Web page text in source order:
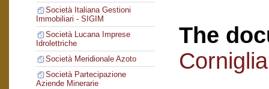
Società Italiana Gestioni
Immobiliari - SIGIM
Società Lucana Imprese
Idrolettriche
Società Meridionale Azoto
Società Partecipazione
Aziende Minerarie
The